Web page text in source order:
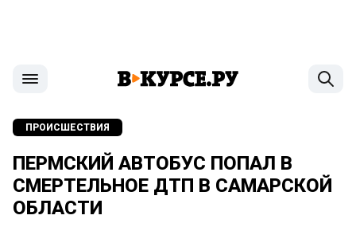
ПРОИСШЕСТВИЯ
ПЕРМСКИЙ АВТОБУС ПОПАЛ В
СМЕРТЕЛЬНОЕ ДТП В САМАРСКОЙ
ОБЛАСТИ